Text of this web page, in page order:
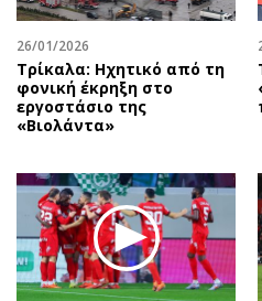
26/01/2026
Τρίκαλα: Ηχητικό από τη
φονική έκρηξη στο
εργοστάσιο της
«Βιολάντα»